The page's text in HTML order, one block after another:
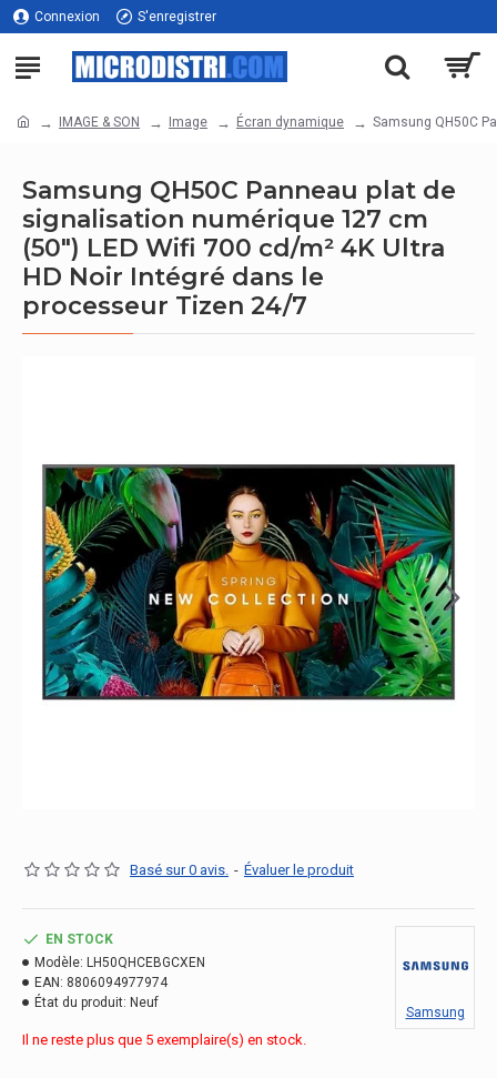
Connexion S'enregistrer
IMAGE & SON Image Écran dynamique Samsung QH50C
Samsung QH50C Panneau plat de
signalisation numérique 127 cm
(50") LED Wifi 700 cd/m² 4K Ultra
HD Noir Intégré dans le
processeur Tizen 24/7
Basé sur 0 avis. - Évaluer le produit
EN STOCK
Modèle: LH50QHCEBGCXEN
EAN: 8806094977974
État du produit: Neuf
Samsung
Il ne reste plus que 5 exemplaire(s) en stock.